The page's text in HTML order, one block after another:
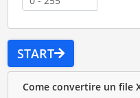
START
Come convertire un file